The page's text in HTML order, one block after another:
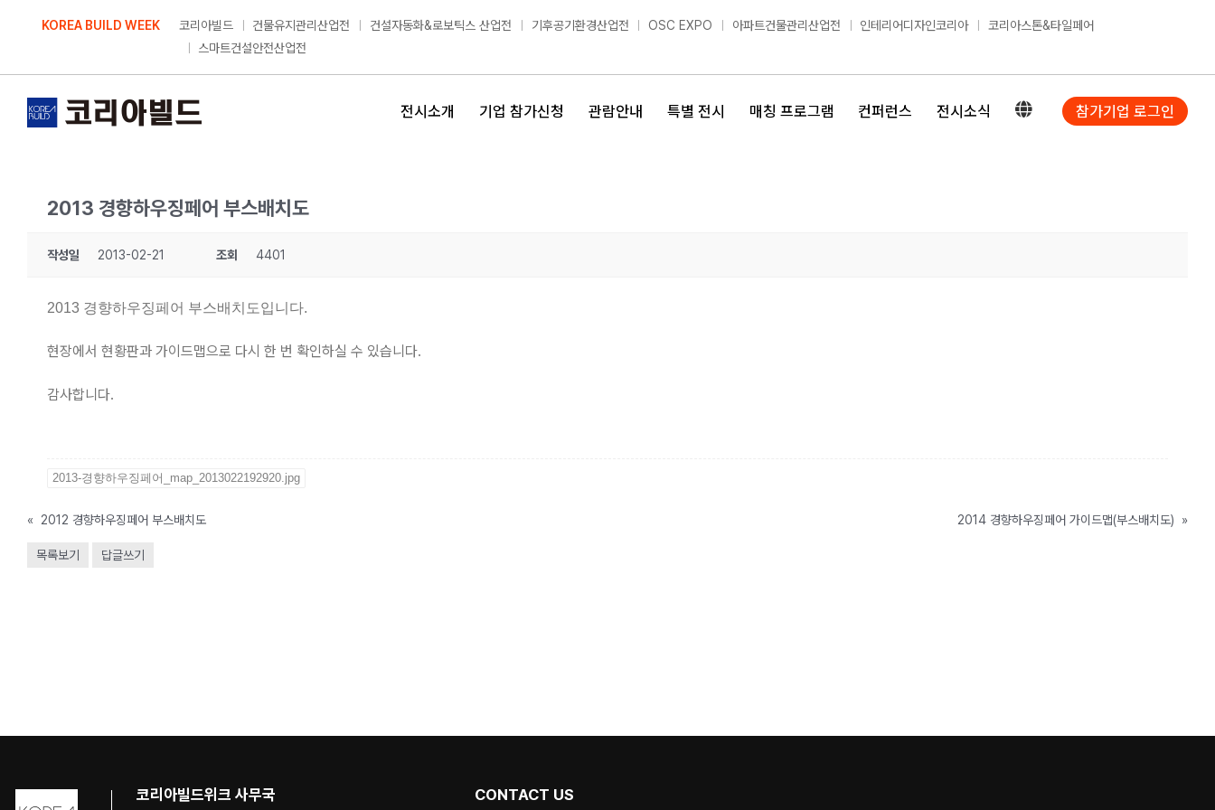
KOREA BUILD WEEK 코리아빌드 건물유지관리산업전 건설자동화&로보틱스 산업전 기후공기환경산업전 OSC EXPO 아파트건물관리산업전 인테리어디자인코리아
코리아스톤&타일페어
스마트건설안전산업전
전시소개 기업 참가신청 관람안내 특별 전시 매칭 프로그램 컨퍼런스 전시소식 참가기업 로그인
2013 경향하우징페어 부스배치도
작성일 2013-02-21 조회 4401
2013 경향하우징페어 부스배치도입니다.
현장에서 현황판과 가이드맵으로 다시 한 번 확인하실 수 있습니다.
감사합니다.
2013-경향하우징페어_map_2013022192920.jpg
« 2012 경향하우징페어 부스배치도 2014 경향하우징페어 가이드맵(부스배치도) »
목록보기 답글쓰기
코리아빌드위크 사무국 CONTACT US